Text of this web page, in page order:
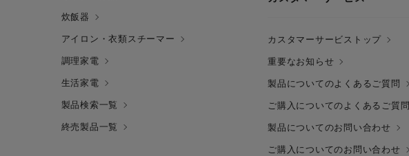
炊飯器
アイロン・衣類スチーマー
調理家電
生活家電
製品検索一覧
終売製品一覧
カスタマーサービストップ
重要なお知らせ
製品についてのよくあるご質問
ご購入についてのよくあるご質問
製品についてのお問い合わせ
ご購入についてのお問い合わせ